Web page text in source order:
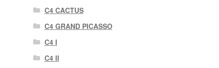
C4 CACTUS
C4 GRAND PICASSO
C4 I
C4 II